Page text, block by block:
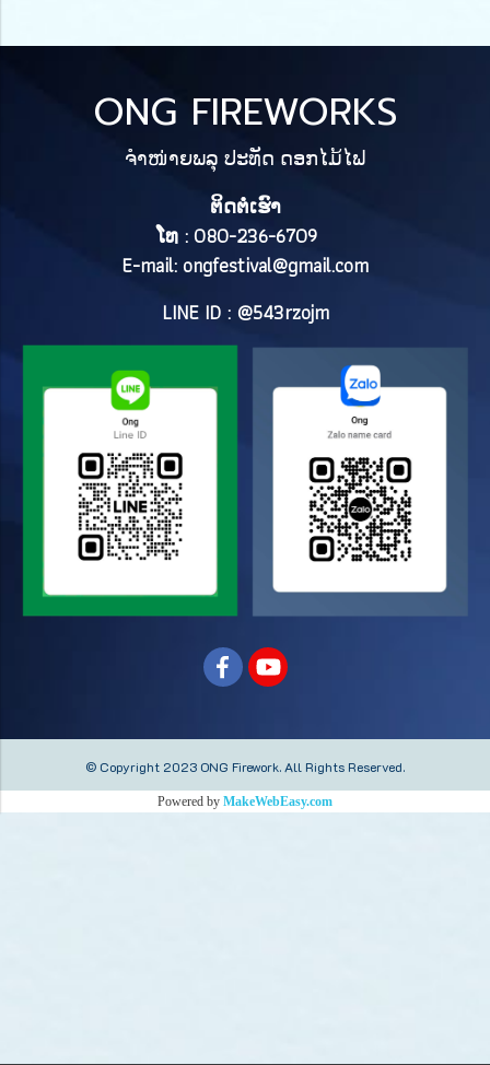
ONG FIREWORKS
ຈຳໜ່າຍພລຸ ປະທັດ ດອກໄມ້ໄຟ
ຕິດຕໍ່ເຮົາ
ໂທ : 080-236-6709
E-mail: ongfestival@gmail.com
LINE ID : @543rzojm
© Copyright 2023 ONG Firework.All Rights Reserved.
Powered by MakeWebEasy.com